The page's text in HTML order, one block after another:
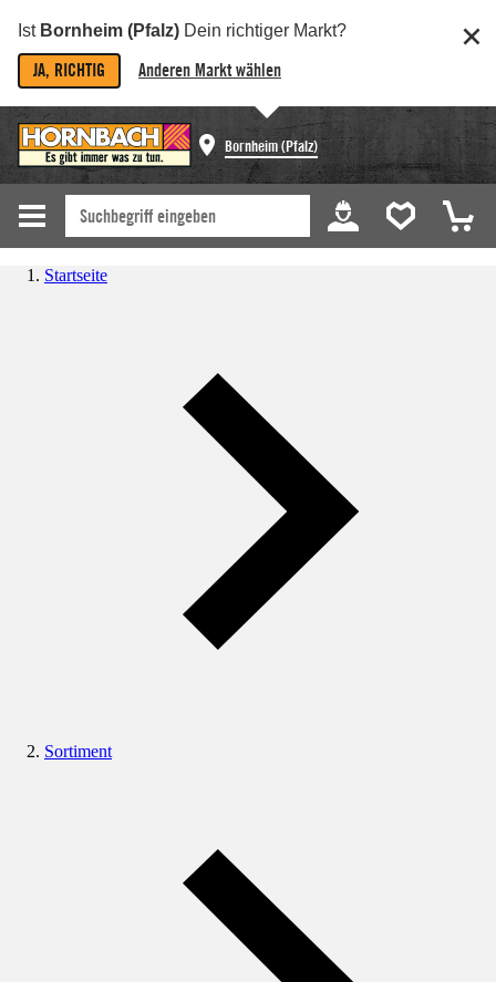
Ist Bornheim (Pfalz) Dein richtiger Markt?
JA, RICHTIG Anderen Markt wählen
Bornheim (Pfalz)
Startseite
Sortiment